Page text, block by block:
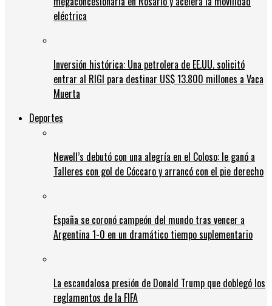
eléctrica
Inversión histórica: Una petrolera de EE.UU. solicitó
entrar al RIGI para destinar US$ 13.800 millones a Vaca
Muerta
Deportes
Newell’s debutó con una alegría en el Coloso: le ganó a
Talleres con gol de Cóccaro y arrancó con el pie derecho
España se coronó campeón del mundo tras vencer a
Argentina 1-0 en un dramático tiempo suplementario
La escandalosa presión de Donald Trump que doblegó los
reglamentos de la FIFA